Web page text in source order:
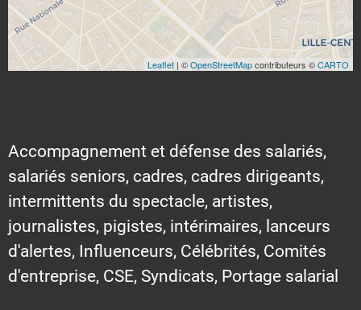
Leaflet | ©OpenStreetMapcontributeurs ©CARTO
Accompagnement et défense des salariés,
salariés seniors, cadres, cadres dirigeants,
intermittents du spectacle, artistes,
journalistes, pigistes, intérimaires, lanceurs
d'alertes, Influenceurs, Célébrités, Comités
d'entreprise, CSE, Syndicats, Portage salarial